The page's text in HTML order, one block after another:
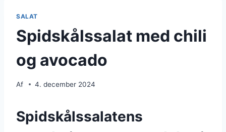
SALAT
Spidskålssalat med chili
og avocado
Af 4. december 2024
Spidskålssalatens